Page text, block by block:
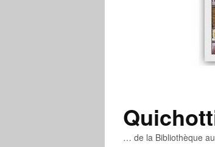
… de la Bibliothèque